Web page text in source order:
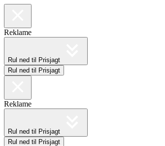
Reklame
Rul ned til Prisjagt
Rul ned til Prisjagt
Reklame
Rul ned til Prisjagt
Rul ned til Prisjagt